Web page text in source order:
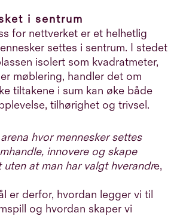
i sentrum
for nettverket er et helhetlig
settes i sentrum. I stedet
isolert som kvadratmeter,
møblering, handler det om
tiltakene i sum kan øke både
tilhørighet og trivsel.
hvor mennesker settes
innovere og skape
at man har valgt hverandre,
er derfor, hvordan legger vi til
og hvordan skaper vi